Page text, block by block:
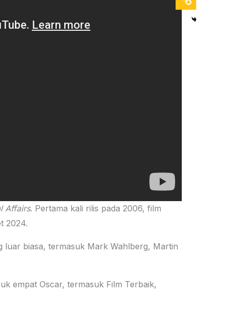
Affairs. Pertama kali rilis pada 2006, film
2024.
luar biasa, termasuk Mark Wahlberg, Martin
empat Oscar, termasuk Film Terbaik,